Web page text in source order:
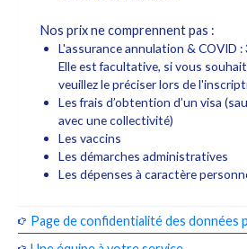
Nos prix ne comprennent pas :
L'assurance annulation & COVID
Elle est facultative, si vous
veuillez le préciser lors de
Les frais d’obtention d’un visa
avec une collectivité)
Les vaccins
Les démarches administratives
Les dépenses à caractère
Page de confidentialité des données